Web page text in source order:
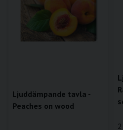
Ljuddämpande tavla -
Peaches on wood
2